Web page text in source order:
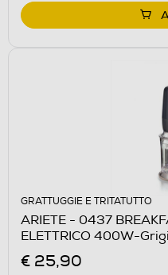
GRATTUGGIE E TRITATUTTO
ARIETE - 0437
ELETTRICO 400W-
€ 25,90